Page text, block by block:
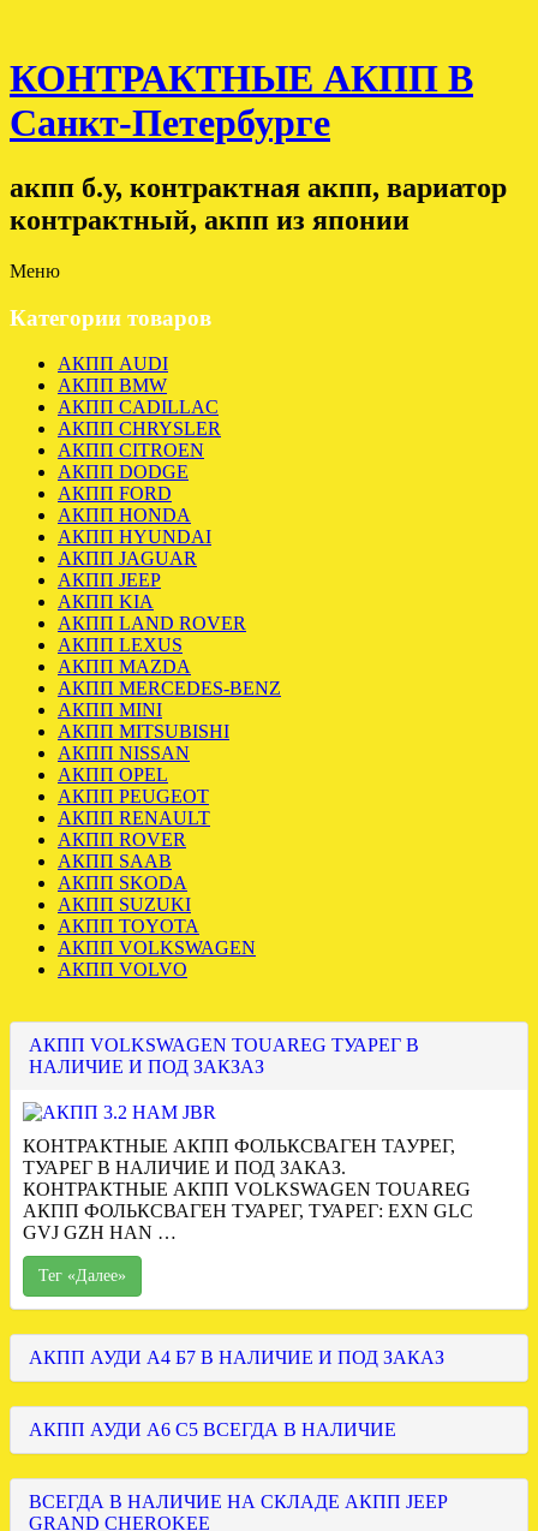
КОНТРАКТНЫЕ АКПП В
Санкт-Петербурге
акпп б.у, контрактная акпп, вариатор
контрактный, акпп из японии
Меню
Категории товаров
АКПП AUDI
АКПП BMW
АКПП CADILLAC
АКПП CHRYSLER
АКПП CITROEN
АКПП DODGE
АКПП FORD
АКПП HONDA
АКПП HYUNDAI
АКПП JAGUAR
АКПП JEEP
АКПП KIA
АКПП LAND ROVER
АКПП LEXUS
АКПП MAZDA
АКПП MERCEDES-BENZ
АКПП MINI
АКПП MITSUBISHI
АКПП NISSAN
АКПП OPEL
АКПП PEUGEOT
АКПП RENAULT
АКПП ROVER
АКПП SAAB
АКПП SKODA
АКПП SUZUKI
АКПП TOYOTA
АКПП VOLKSWAGEN
АКПП VOLVO
АКПП VOLKSWAGEN TOUAREG ТУАРЕГ В
НАЛИЧИЕ И ПОД ЗАКЗАЗ
КОНТРАКТНЫЕ АКПП ФОЛЬКСВАГЕН ТАУРЕГ,
ТУАРЕГ В НАЛИЧИЕ И ПОД ЗАКАЗ.
КОНТРАКТНЫЕ АКПП VOLKSWAGEN TOUAREG
АКПП ФОЛЬКСВАГЕН ТУАРЕГ, ТУАРЕГ: EXN GLC
GVJ GZH HAN …
Тег «Далее»
АКПП АУДИ А4 Б7 В НАЛИЧИЕ И ПОД ЗАКАЗ
АКПП АУДИ А6 С5 ВСЕГДА В НАЛИЧИЕ
ВСЕГДА В НАЛИЧИЕ НА СКЛАДЕ АКПП JEEP
GRAND CHEROKEE